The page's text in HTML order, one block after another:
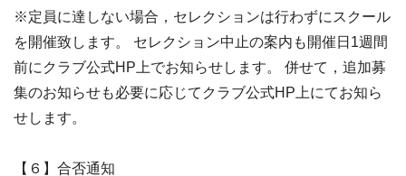
※定員に達しない場合，セレクションは行わずにスクール
を開催致します。 セレクション中止の案内も開催日1週間
前にクラブ公式HP上でお知らせします。 併せて，追加募
集のお知らせも必要に応じてクラブ公式HP上にてお知ら
せします。
【６】合否通知